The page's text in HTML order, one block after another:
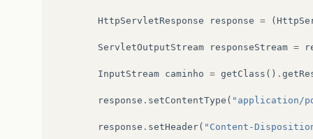
HttpServletResponse response = (
ServletOutputStream responseStream =
InputStream caminho = getClass () .
response . setContentType ( "application/
response . setHeader( "Content-